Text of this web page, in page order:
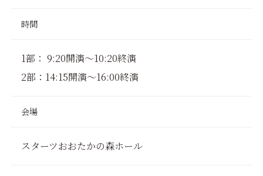
時間
1部： 9:20開演～10:20終演
2部：14:15開演～16:00終演
会場
スターツおおたかの森ホール